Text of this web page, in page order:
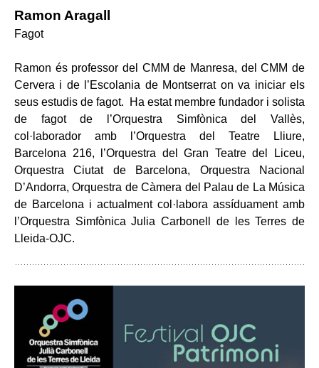
Ramon Aragall
Fagot
Ramon és professor del CMM de Manresa, del CMM de
Cervera i de l’Escolania de Montserrat on va iniciar els
seus estudis de fagot. Ha estat membre fundador i solista
de fagot de l’Orquestra Simfònica del Vallès,
col·laborador amb l’Orquestra del Teatre Lliure,
Barcelona 216, l’Orquestra del Gran Teatre del Liceu,
Orquestra Ciutat de Barcelona, Orquestra Nacional
D’Andorra, Orquestra de Càmera del Palau de La Música
de Barcelona i actualment col·labora assíduament amb
l’Orquestra Simfònica Julia Carbonell de les Terres de
Lleida-OJC.